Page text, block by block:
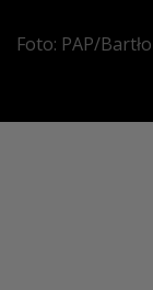
Foto: PAP/